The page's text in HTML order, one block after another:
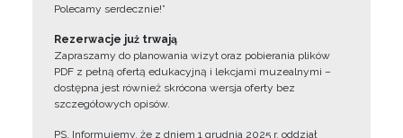
Polecamy serdecznie!”
Rezerwacje już trwają
Zapraszamy do planowania wizyt oraz pobierania plików
PDF z pełną ofertą edukacyjną i lekcjami muzealnymi –
dostępna jest również skrócona wersja oferty bez
szczegółowych opisów.
PS. Informujemy, że z dniem 1 grudnia 2025 r. oddział